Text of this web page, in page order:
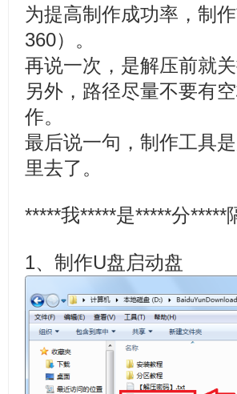
为提高制作成功率，制
360）。
再说一次，是解压前就
另外，路径尽量不要有
作。
最后说一句，制作工具
里去了。
*****我*****是*****分*****
1、制作U盘启动盘